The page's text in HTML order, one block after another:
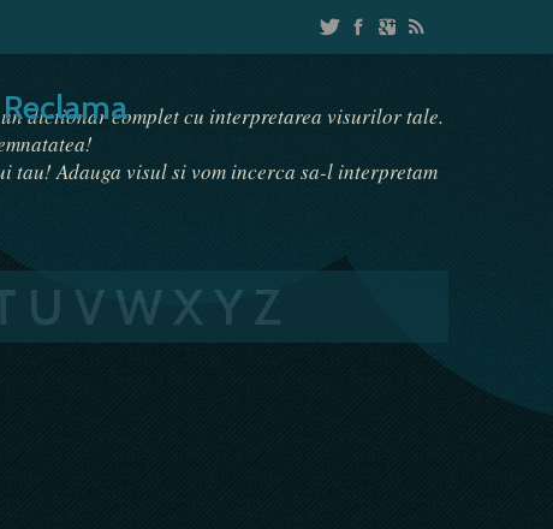
dictionar complet cu interpretarea visurilor tale.
Adauga visul si vom incerca sa-l interpretam
U VW XY Z
Reclama